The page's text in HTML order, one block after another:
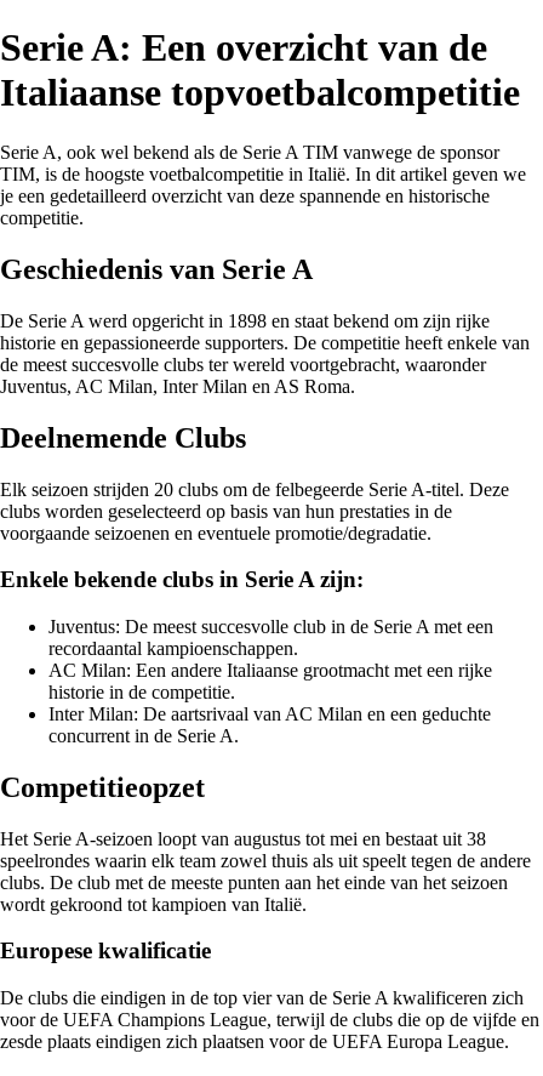
Serie A: Een overzicht van de
Italiaanse topvoetbalcompetitie
Serie A, ook wel bekend als de Serie A TIM vanwege de sponsor
TIM, is de hoogste voetbalcompetitie in Italië. In dit artikel geven we
je een gedetailleerd overzicht van deze spannende en historische
competitie.
Geschiedenis van Serie A
De Serie A werd opgericht in 1898 en staat bekend om zijn rijke
historie en gepassioneerde supporters. De competitie heeft enkele van
de meest succesvolle clubs ter wereld voortgebracht, waaronder
Juventus, AC Milan, Inter Milan en AS Roma.
Deelnemende Clubs
Elk seizoen strijden 20 clubs om de felbegeerde Serie A-titel. Deze
clubs worden geselecteerd op basis van hun prestaties in de
voorgaande seizoenen en eventuele promotie/degradatie.
Enkele bekende clubs in Serie A zijn:
Juventus: De meest succesvolle club in de Serie A met een
recordaantal kampioenschappen.
AC Milan: Een andere Italiaanse grootmacht met een rijke
historie in de competitie.
Inter Milan: De aartsrivaal van AC Milan en een geduchte
concurrent in de Serie A.
Competitieopzet
Het Serie A-seizoen loopt van augustus tot mei en bestaat uit 38
speelrondes waarin elk team zowel thuis als uit speelt tegen de andere
clubs. De club met de meeste punten aan het einde van het seizoen
wordt gekroond tot kampioen van Italië.
Europese kwalificatie
De clubs die eindigen in de top vier van de Serie A kwalificeren zich
voor de UEFA Champions League, terwijl de clubs die op de vijfde en
zesde plaats eindigen zich plaatsen voor de UEFA Europa League.